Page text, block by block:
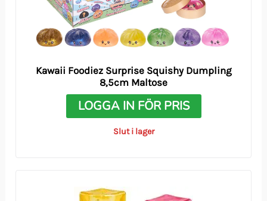
Kawaii Foodiez Surprise Squishy Dumpling
8,5cm Maltose
LOGGA IN FÖR PRIS
Slut i lager